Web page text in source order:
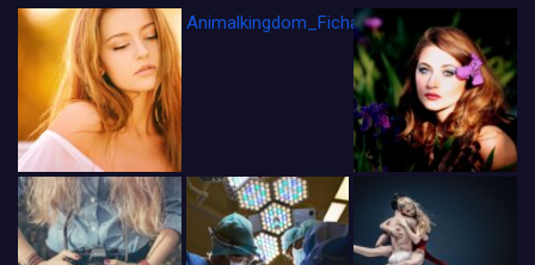
Animalkingdom_FichaCine